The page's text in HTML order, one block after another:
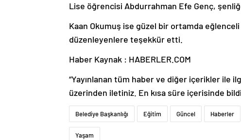
Lise öğrencisi Abdurrahman Efe Genç,
Kaan Okumuş ise güzel bir ortamda
düzenleyenlere teşekkür etti.
Haber Kaynak : HABERLER.COM
“Yayınlanan tüm haber ve diğer içerikler ile
üzerinden iletiniz. En kısa süre içerisinde
Belediye Başkanlığı Eğitim Güncel Haberler
Yaşam